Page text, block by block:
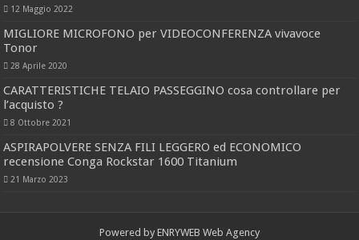
12 Maggio 2022
MIGLIORE MICROFONO per VIDEOCONFERENZA vivavoce
Tonor
28 Aprile 2020
CARATTERISTICHE TELAIO PASSEGGINO cosa controllare per
l’acquisto ?
8 Ottobre 2021
ASPIRAPOLVERE SENZA FILI LEGGERO ed ECONOMICO
recensione Conga Rockstar 1600 Titanium
21 Marzo 2023
Powered by ENRYWEB Web Agency